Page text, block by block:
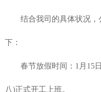
结合我司的具体状况，
下：
春节放假时间：1月15日
八)正式开工上班。